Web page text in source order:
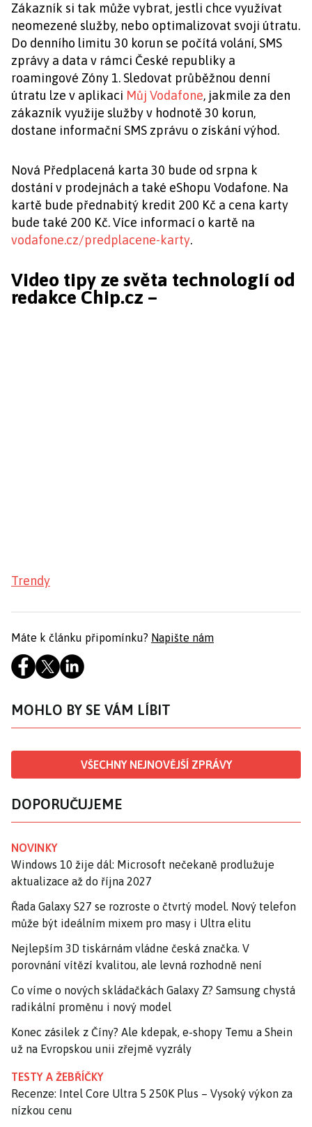
Zákazník si tak může vybrat, jestli chce využívat
neomezené služby, nebo optimalizovat svoji útratu.
Do denního limitu 30 korun se počítá volání, SMS
zprávy a data v rámci České republiky a
roamingové Zóny 1. Sledovat průběžnou denní
útratu lze v aplikaci Můj Vodafone, jakmile za den
zákazník využije služby v hodnotě 30 korun,
dostane informační SMS zprávu o získání výhod.
Nová Předplacená karta 30 bude od srpna k
dostání v prodejnách a také eShopu Vodafone. Na
kartě bude přednabitý kredit 200 Kč a cena karty
bude také 200 Kč. Více informací o kartě na
vodafone.cz/predplacene-karty.
Video tipy ze světa technologií od
redakce Chip.cz –
Trendy
Máte k článku připomínku? Napište nám
MOHLO BY SE VÁM LÍBIT
VŠECHNY NEJNOVĚJŠÍ ZPRÁVY
DOPORUČUJEME
NOVINKY
Windows 10 žije dál: Microsoft nečekaně prodlužuje
aktualizace až do října 2027
Řada Galaxy S27 se rozroste o čtvrtý model. Nový telefon
může být ideálním mixem pro masy i Ultra elitu
Nejlepším 3D tiskárnám vládne česká značka. V
porovnání vítězí kvalitou, ale levná rozhodně není
Co víme o nových skládačkách Galaxy Z? Samsung chystá
radikální proměnu i nový model
Konec zásilek z Číny? Ale kdepak, e-shopy Temu a Shein
už na Evropskou unii zřejmě vyzrály
TESTY A ŽEBŘÍČKY
Recenze: Intel Core Ultra 5 250K Plus – Vysoký výkon za
nízkou cenu